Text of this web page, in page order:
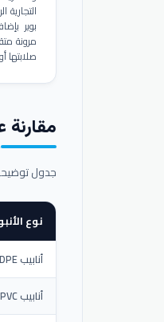
بوير
مرونة
صلابتها
مقارنة
جدول
نوع
أنابيب HDPE
أنابيب uPVC